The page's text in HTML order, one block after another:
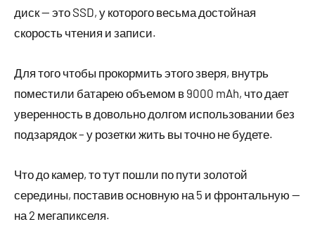
диск — это SSD, у которого весьма достойная
скорость чтения и записи.
Для того чтобы прокормить этого зверя, внутрь
поместили батарею объемом в 9000 mAh, что дает
уверенность в довольно долгом использовании без
подзарядок – у розетки жить вы точно не будете.
Что до камер, то тут пошли по пути золотой
середины, поставив основную на 5 и фронтальную —
на 2 мегапикселя.